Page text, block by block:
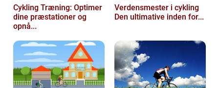
Cykling Træning: Optimer
dine præstationer og
opnå...
Verdensmester i cykling
Den ultimative inden for...